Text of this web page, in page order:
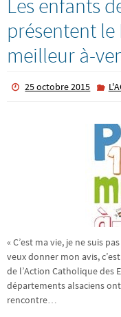
Les enfants
présentent
meilleur à-
25 octobre 2015
« C’est ma vie, je ne suis
veux donner mon avis,
de l’Action Catholique des
départements alsaciens
rencontre…